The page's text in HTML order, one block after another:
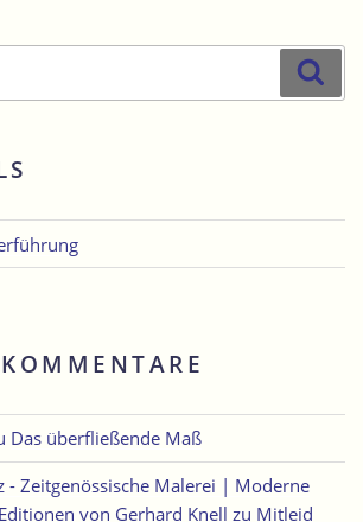
Das überfließende Maß
- Zeitgenössische Malerei | Moderne
von Gerhard Knell zu Mitleid